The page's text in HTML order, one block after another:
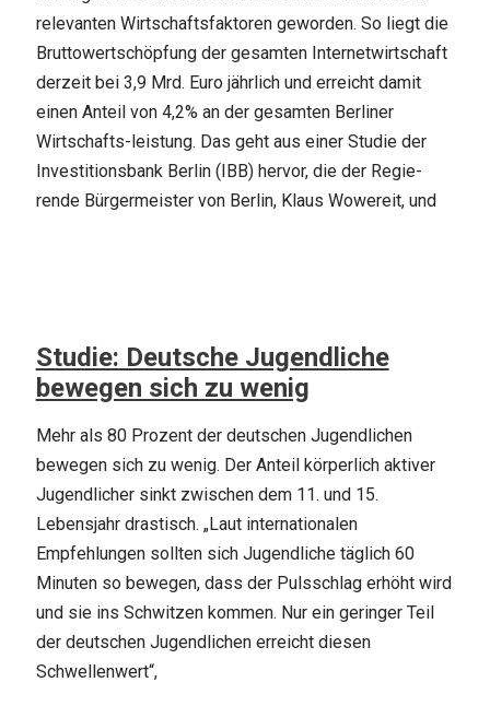
relevanten Wirtschaftsfaktoren geworden. So liegt die
Bruttowertschöpfung der gesamten Internetwirtschaft
derzeit bei 3,9 Mrd. Euro jährlich und erreicht damit
einen Anteil von 4,2% an der gesamten Berliner
Wirtschafts-leistung. Das geht aus einer Studie der
Investitionsbank Berlin (IBB) hervor, die der Regie-
rende Bürgermeister von Berlin, Klaus Wowereit, und
Studie: Deutsche Jugendliche
bewegen sich zu wenig
Mehr als 80 Prozent der deutschen Jugendlichen
bewegen sich zu wenig. Der Anteil körperlich aktiver
Jugendlicher sinkt zwischen dem 11. und 15.
Lebensjahr drastisch. „Laut internationalen
Empfehlungen sollten sich Jugendliche täglich 60
Minuten so bewegen, dass der Pulsschlag erhöht wird
und sie ins Schwitzen kommen. Nur ein geringer Teil
der deutschen Jugendlichen erreicht diesen
Schwellenwert“,